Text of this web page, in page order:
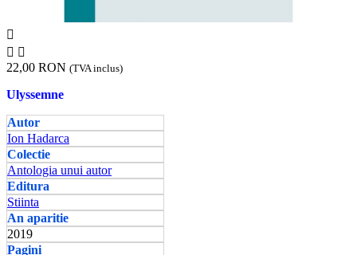

 
22,00 RON (TVA inclus)
Ulyssemne
Autor
Ion Hadarca
Colectie
Antologia unui autor
Editura
Stiinta
An aparitie
2019
Pagini